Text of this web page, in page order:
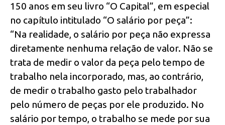
150 anos em seu livro “O Capital”, em especial
no capítulo intitulado “O salário por peça”:
“Na realidade, o salário por peça não expressa
diretamente nenhuma relação de valor. Não se
trata de medir o valor da peça pelo tempo de
trabalho nela incorporado, mas, ao contrário,
de medir o trabalho gasto pelo trabalhador
pelo número de peças por ele produzido. No
salário por tempo, o trabalho se mede por sua